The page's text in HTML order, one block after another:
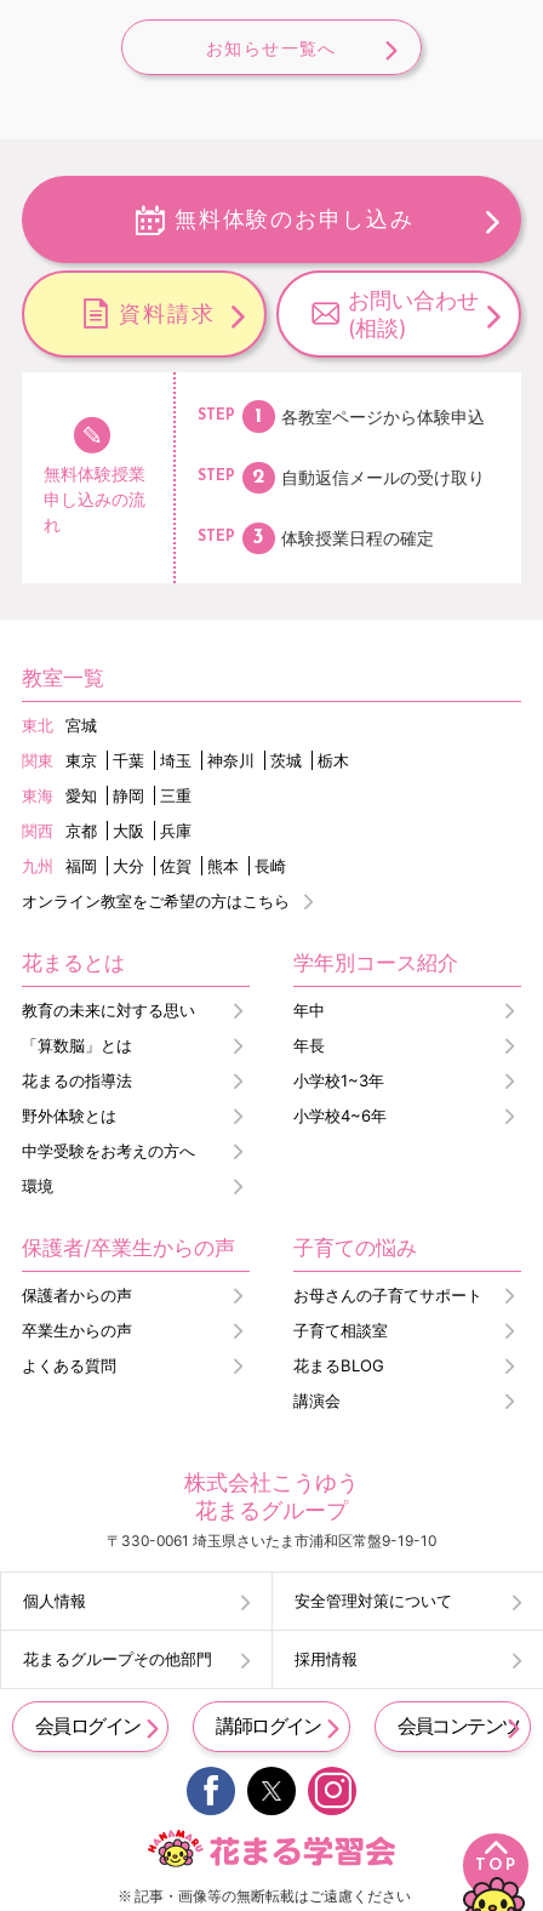
お知らせ一覧へ
無料体験のお申し込み
資料請求
お問い合わせ
(相談)
無料体験授業
申し込みの流
れ
STEP 各教室ページから体験申込
STEP 自動返信メールの受け取り
STEP 体験授業日程の確定
TOP
教室一覧
東北
宮城
関東
東京 千葉 埼玉 神奈川 茨城
栃木
東海
愛知 静岡
三重
関西
京都 大阪
兵庫
九州
福岡 大分 佐賀 熊本
長崎
オンライン教室をご希望の方はこちら
花まるとは
教育の未来に対する思い
「算数脳」とは
花まるの指導法
野外体験とは
中学受験をお考えの方へ
環境
学年別コース紹介
年中
年長
小学校1~3年
小学校4~6年
保護者/卒業生からの声
保護者からの声
卒業生からの声
よくある質問
子育ての悩み
お母さんの子育てサポート
子育て相談室
花まるBLOG
講演会
株式会社こうゆう
花まるグループ
〒330-0061 埼玉県さいたま市浦和区常盤9-19-10
個人情報 安全管理対策について
花まるグループその他部門 採用情報
会員ログイン 講師ログイン 会員コンテンツ
 
※ 記事・画像等の無断転載はご遠慮ください